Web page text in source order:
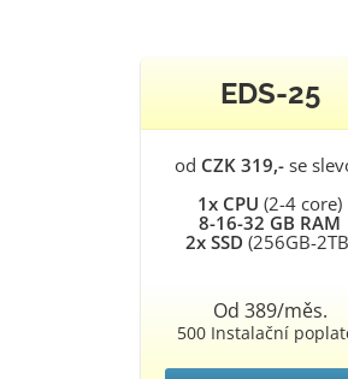
EDS-25
od CZK 319,-se
1x CPU (2-4 core)
8-16-32 GB RAM
2x SSD (256GB-
Od 389/měs.
500 Instalační